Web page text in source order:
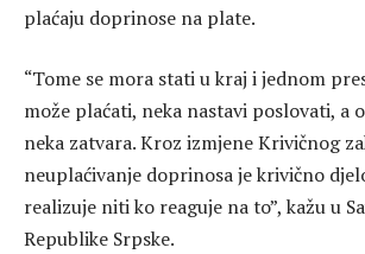
plaćaju doprinose na plate.
“Tome se mora stati u kraj i jednom
može plaćati, neka nastavi poslovati, a
neka zatvara. Kroz izmjene Krivičnog
neuplaćivanje doprinosa je krivično
realizuje niti ko reaguje na to”, kažu u
Republike Srpske.